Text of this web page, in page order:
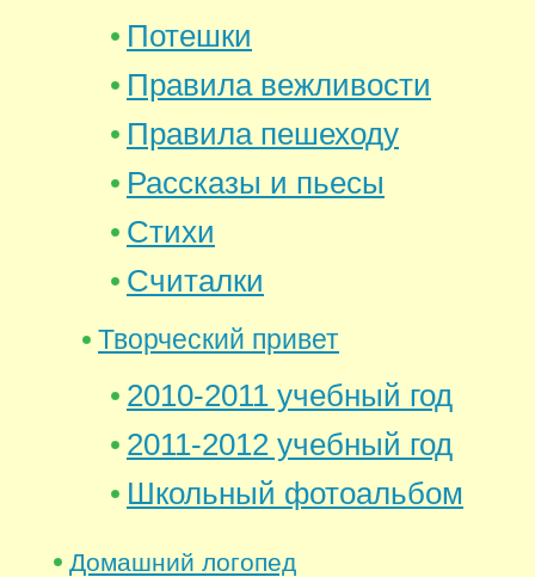
Потешки
Правила вежливости
Правила пешеходу
Рассказы и пьесы
Стихи
Считалки
Творческий привет
2010-2011 учебный год
2011-2012 учебный год
Школьный фотоальбом
Домашний логопед